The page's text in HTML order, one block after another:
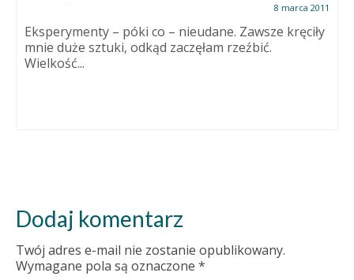
8 marca 2011
Eksperymenty – póki co – nieudane. Zawsze kręciły
mnie duże sztuki, odkąd zaczęłam rzeźbić.
Wielkość...
Dodaj komentarz
Twój adres e-mail nie zostanie opublikowany.
Wymagane pola są oznaczone *